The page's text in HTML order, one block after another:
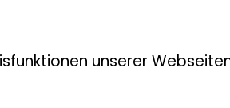
dass sich eine höhere
sowie Krebs- und
unserer